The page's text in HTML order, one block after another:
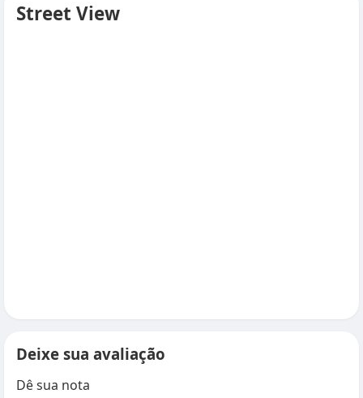
Street View
Deixe sua avaliação
Dê sua nota